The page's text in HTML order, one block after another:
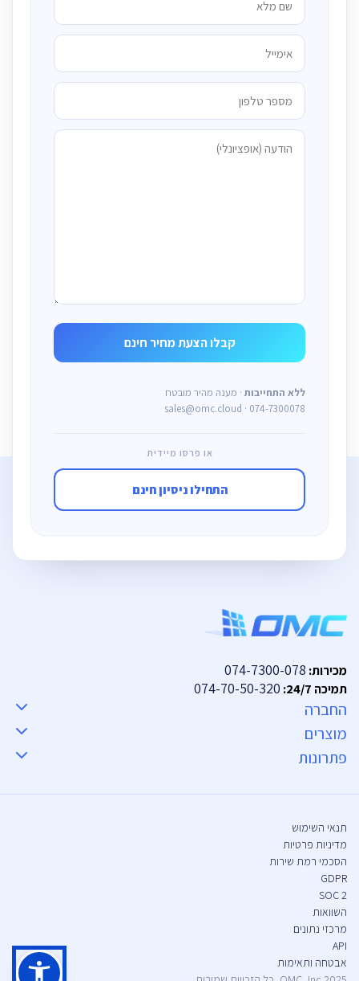
ללא התחייבות · מענה מהיר מובטח
sales@omc.cloud · 074-7300078
או פרסו מיידית
התחילו ניסיון חינם
מכירות: 074-7300-078
תמיכה 24/7: 074-70-50-320
החברה
מוצרים
פתרונות
תנאי השימוש
מדיניות פרטיות
הסכמי רמת שירות
GDPR
SOC 2
השוואות
מרכזי נתונים
API
אבטחה ותאימות